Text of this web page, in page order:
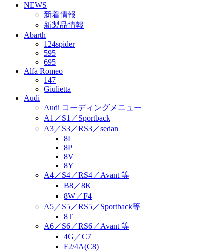
NEWS
新着情報
新製品情報
Abarth
124spider
595
695
Alfa Romeo
147
Giulietta
Audi
Audi コーディングメニュー
A1／S1／Sportback
A3／S3／RS3／sedan
8L
8P
8V
8Y
A4／S4／RS4／Avant 等
B8／8K
8W／F4
A5／S5／RS5／Sportback等
8T
A6／S6／RS6／Avant 等
4G／C7
F2/4A(C8)